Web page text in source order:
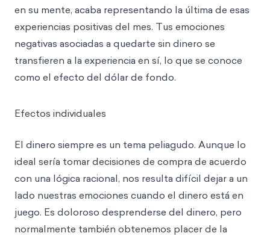
en su mente, acaba representando la última de esas
experiencias positivas del mes. Tus emociones
negativas asociadas a quedarte sin dinero se
transfieren a la experiencia en sí, lo que se conoce
como el efecto del dólar de fondo.
Efectos individuales
El dinero siempre es un tema peliagudo. Aunque lo
ideal sería tomar decisiones de compra de acuerdo
con una lógica racional, nos resulta difícil dejar a un
lado nuestras emociones cuando el dinero está en
juego. Es doloroso desprenderse del dinero, pero
normalmente también obtenemos placer de la